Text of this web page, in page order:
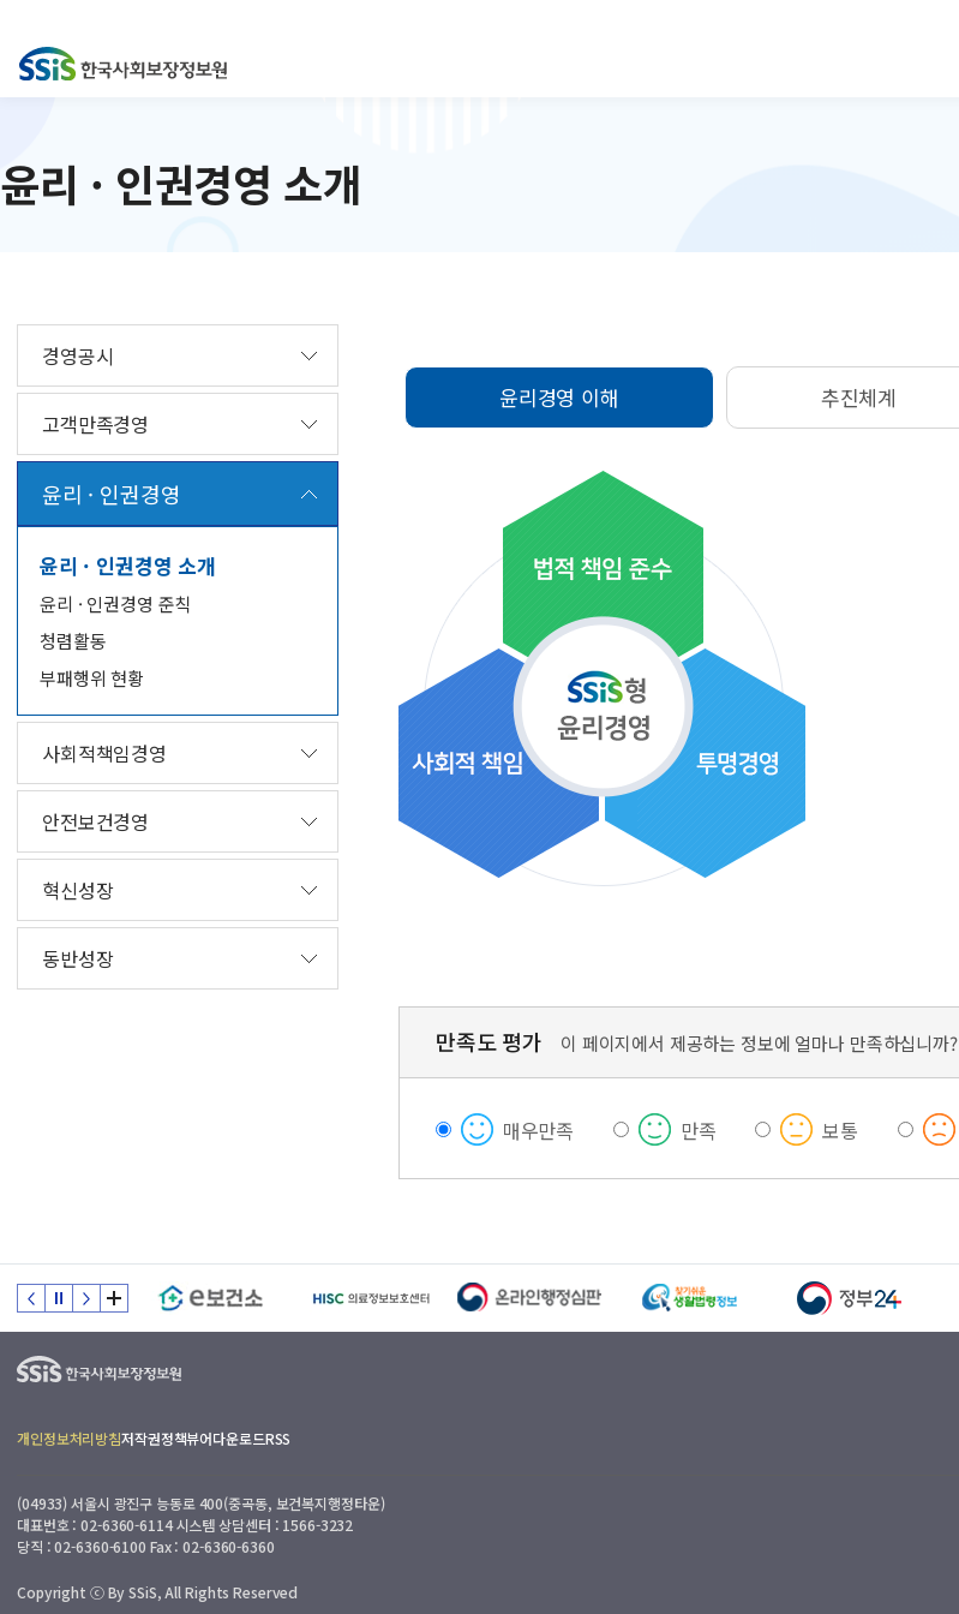
윤리 · 인권경영 소개
경영공시
고객만족경영
윤리 · 인권경영
윤리 · 인권경영 소개
윤리 · 인권경영 준칙
청렴활동
부패행위 현황
사회적책임경영
안전보건경영
혁신성장
동반성장
윤리경영 이해 추진체계
만족도 평가 이 페이지에서 제공하는 정보에 얼마나 만족하십니까?
매우만족 만족 보통
개인정보처리방침저작권정책뷰어다운로드RSS
(04933) 서울시 광진구 능동로 400(중곡동, 보건복지행정타운)
대표번호 : 02-6360-6114 시스템 상담센터 : 1566-3232
당직 : 02-6360-6100 Fax : 02-6360-6360
Copyright ⓒ By SSiS, All Rights Reserved